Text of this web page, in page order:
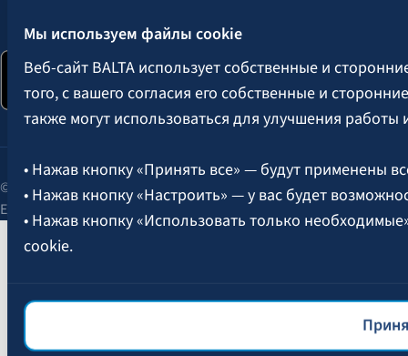
Мы используем файлы cookie
Веб-сайт BALTA использует собственные и
того, с вашего согласия его собственные и
также могут использоваться для улучшения работы
• Нажав кнопку «Принять все» — будут применены
• Нажав кнопку «Настроить» — у вас будет
• Нажав кнопку «Использовать только
cookie.
Более подробная информация об управлении
© 2026 AAS BALTA | улица Сканстес 25, Рига, LV-1013, Латвия.
Единый рег. № 40003049409.